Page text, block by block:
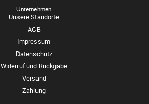
Unternehmen
Unsere Standorte
AGB
Impressum
Datenschutz
Widerruf und Rückgabe
Versand
Zahlung